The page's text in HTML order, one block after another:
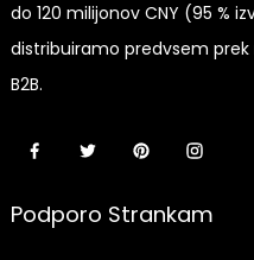
do 120 milijonov CNY (95 %
distribuiramo predvsem
B2B.
Podporo Strankam